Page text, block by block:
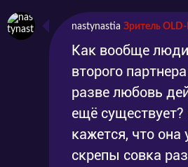
nastynastia Зритель
Как вообще
второго
разве любовь
ещё
кажется, что она
скрепы совка